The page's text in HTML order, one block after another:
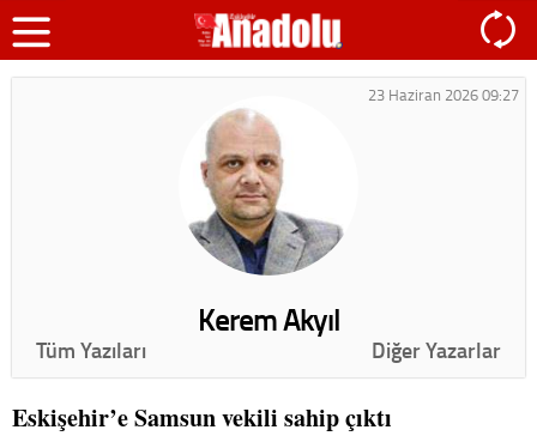
23 Haziran 2026 09:27
Kerem Akyıl
Tüm Yazıları Diğer Yazarlar
Eskişehir’e Samsun vekili sahip çıktı